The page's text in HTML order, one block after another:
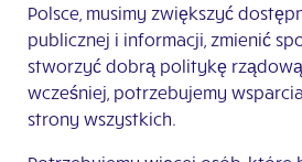
Polsce, musimy zwiększyć
publicznej i informacji, zmienić
stworzyć dobrą politykę
wcześniej, potrzebujemy
strony wszystkich.